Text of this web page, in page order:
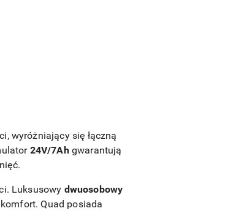
wyróżniający się łączną
24V/7Ahgwarantują
Luksusowy dwuosobowy
Quad posiada